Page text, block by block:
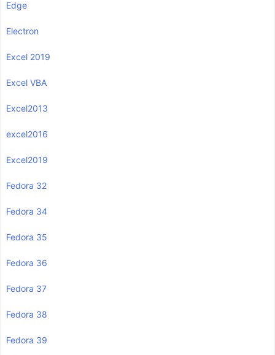
Edge
Electron
Excel 2019
Excel VBA
Excel2013
excel2016
Excel2019
Fedora 32
Fedora 34
Fedora 35
Fedora 36
Fedora 37
Fedora 38
Fedora 39